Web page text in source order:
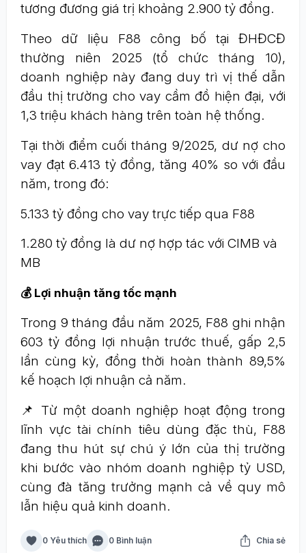
tương đương giá trị khoảng 2.900 tỷ đồng.
Theo dữ liệu F88 công bố tại ĐHĐCĐ
thường niên 2025 (tổ chức tháng 10),
doanh nghiệp này đang duy trì vị thế dẫn
đầu thị trường cho vay cầm đồ hiện đại, với
1,3 triệu khách hàng trên toàn hệ thống.
Tại thời điểm cuối tháng 9/2025, dư nợ cho
vay đạt 6.413 tỷ đồng, tăng 40% so với đầu
năm, trong đó:
5.133 tỷ đồng cho vay trực tiếp qua F88
1.280 tỷ đồng là dư nợ hợp tác với CIMB và
MB
💰 Lợi nhuận tăng tốc mạnh
Trong 9 tháng đầu năm 2025, F88 ghi nhận
603 tỷ đồng lợi nhuận trước thuế, gấp 2,5
lần cùng kỳ, đồng thời hoàn thành 89,5%
kế hoạch lợi nhuận cả năm.
📌 Từ một doanh nghiệp hoạt động trong
lĩnh vực tài chính tiêu dùng đặc thù, F88
đang thu hút sự chú ý lớn của thị trường
khi bước vào nhóm doanh nghiệp tỷ USD,
cùng đà tăng trưởng mạnh cả về quy mô
lẫn hiệu quả kinh doanh.
0 Yêu thích 0 Bình luận Chia sẻ